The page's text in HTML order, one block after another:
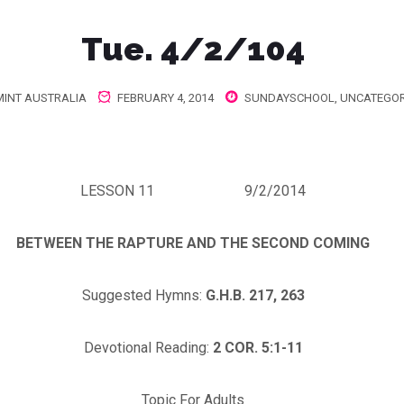
Tue. 4/2/104
AUSTRALIA FEBRUARY 4, 2014 SUNDAYSCHOOL,
LESSON 11 9/2/2014
BETWEEN THE RAPTURE AND THE SECOND COMING
Suggested Hymns: G.H.B. 217, 263
Devotional Reading: 2 COR. 5:1-11
Topic For Adults